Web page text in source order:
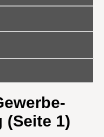
(Seite 1)